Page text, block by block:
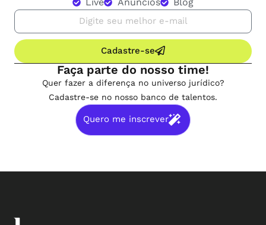
Cadastre-se
Faça parte do nosso time!
Quer fazer a diferença no universo jurídico?
Cadastre-se no nosso banco de talentos.
Quero me inscrever